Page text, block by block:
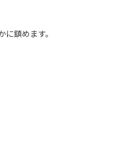
鎮めます。